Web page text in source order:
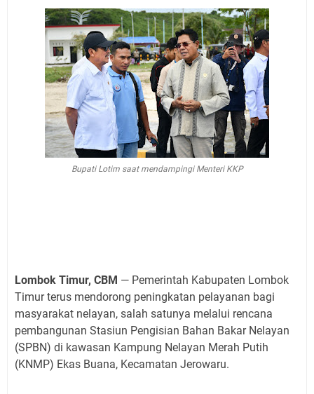
Bupati Lotim saat mendampingi Menteri KKP
Lombok Timur, CBM — Pemerintah Kabupaten Lombok
Timur terus mendorong peningkatan pelayanan bagi
masyarakat nelayan, salah satunya melalui rencana
pembangunan Stasiun Pengisian Bahan Bakar Nelayan
(SPBN) di kawasan Kampung Nelayan Merah Putih
(KNMP) Ekas Buana, Kecamatan Jerowaru.